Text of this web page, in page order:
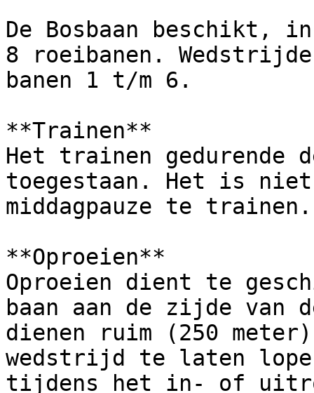
De Bosbaan beschikt,
8 roeibanen.
banen 1 t/m 6.
**Trainen**
Het trainen
toegestaan. Het is niet
middagpauze te trainen.
**Oproeien**
Oproeien dient te
baan aan de zijde van
dienen ruim (250 meter)
wedstrijd te laten
tijdens het in- of